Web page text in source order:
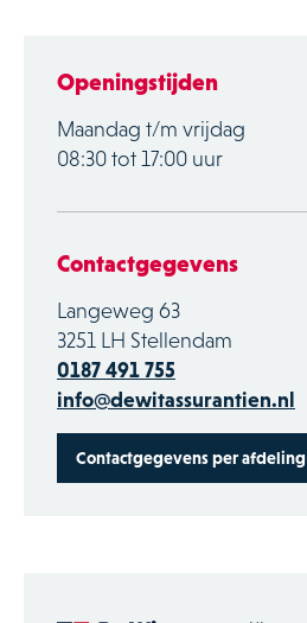
Openingstijden
Maandag t/m vrijdag
08:30 tot 17:00 uur
Contactgegevens
Langeweg 63
3251 LH Stellendam
0187 491 755
info@dewitassurantien.nl
Contactgegevens per afdeling